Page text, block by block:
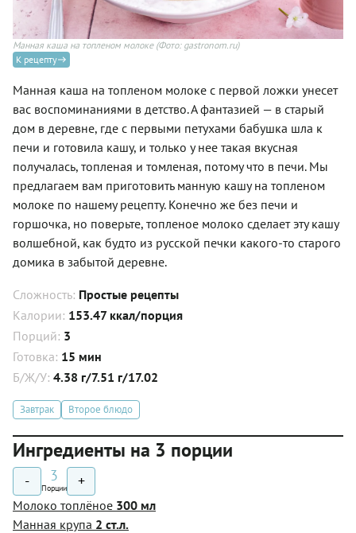
Манная каша на топленом молоке(Фото: gastronom.ru)
К рецепту
Манная каша на топленом молоке с первой ложки унесет
вас воспоминаниями в детство. А фантазией — в старый
дом в деревне, где с первыми петухами бабушка шла к
печи и готовила кашу, и только у нее такая вкусная
получалась, топленая и томленая, потому что в печи. Мы
предлагаем вам приготовить манную кашу на топленом
молоке по нашему рецепту. Конечно же без печи и
горшочка, но поверьте, топленое молоко сделает эту кашу
волшебной, как будто из русской печки какого-то старого
домика в забытой деревне.
Сложность: Простые рецепты
Калории: 153.47 ккал/порция
Порций: 3
Готовка: 15 мин
Б/Ж/У: 4.38 г/7.51 г/17.02
Завтрак Второе блюдо
Ингредиенты на 3 порции
- 3
Порции +
Молоко топлёное 300 мл
Манная крупа 2 ст.л.